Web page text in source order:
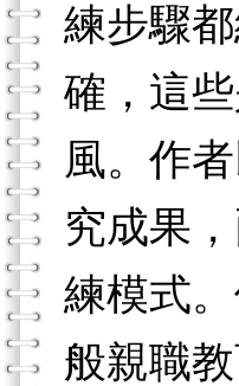
練步驟
確，這
風。作
究成果
練模式
般親職